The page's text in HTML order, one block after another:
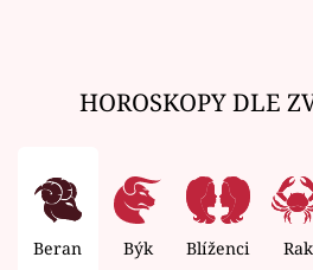
HOROSKOPY DLE
Beran Býk Blíženci Rak